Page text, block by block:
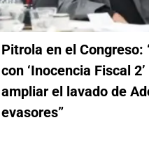
Pitrola en el Congreso:
con ‘Inocencia Fiscal
ampliar el lavado de
evasores”